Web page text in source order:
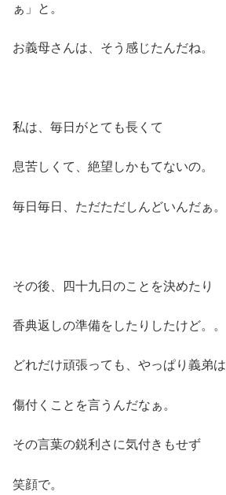
ぁ」と。
お義母さんは、そう感じたんだね。
私は、毎日がとても長くて
息苦しくて、絶望しかもてないの。
毎日毎日、ただただしんどいんだぁ。
その後、四十九日のことを決めたり
香典返しの準備をしたりしたけど。。
どれだけ頑張っても、やっぱり義弟は
傷付くことを言うんだなぁ。
その言葉の鋭利さに気付きもせず
笑顔で。